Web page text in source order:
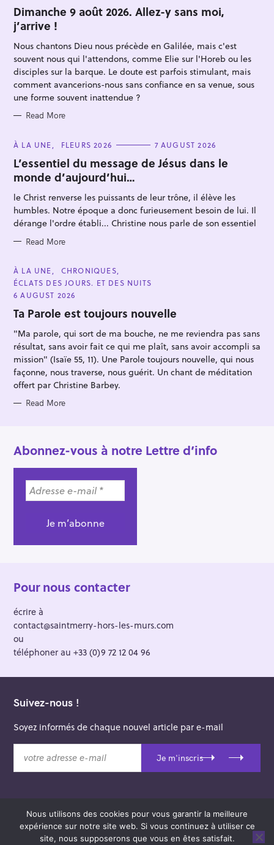
T
E
G
O
R
I
E
S
Dimanche 9 août 2026. Allez-y sans moi,
j’arrive !
Nous chantons Dieu nous précède en Galilée, mais c'est
souvent nous qui l'attendons, comme Elie sur l'Horeb ou les
disciples sur la barque. Le doute est parfois stimulant, mais
comment avancerions-nous sans confiance en sa venue, sous
une forme souvent inattendue ?
Read More
C
T
E
G
O
R
I
E
S
À LA UNE FLEURS 2026 7 AUGUST 2026
L’essentiel du message de Jésus dans le
monde d’aujourd’hui…
le Christ renverse les puissants de leur trône, il élève les
humbles. Notre époque a donc furieusement besoin de lui. Il
dérange l'ordre établi... Christine nous parle de son essentiel
Read More
C
A
T
E
O
R
E
À LA UNE
CHRONIQUES
ÉCLATS DES JOURS. ET DES NUITS
6 AUGUST 2026
Ta Parole est toujours nouvelle
"Ma parole, qui sort de ma bouche, ne me reviendra pas sans
résultat, sans avoir fait ce qui me plaît, sans avoir accompli sa
mission" (Isaïe 55, 11). Une Parole toujours nouvelle, qui nous
façonne, nous traverse, nous guérit. Un chant de méditation
offert par Christine Barbey.
Read More
Abonnez-vous à notre Lettre d’info
Pour nous contacter
écrire à
contact@saintmerry-hors-les-murs.com
ou
téléphoner au +33 (0)9 72 12 04 96
Suivez-nous !
Soyez informés de chaque nouvel article par e-mail
t
Je m'inscris
© 2026 Saint-Merry Hors-les-Murs.
Theme: Felt byPixelgrade.
a
r
c
h
f
o
:
Nous utilisons des cookies pour vous garantir la meilleure
expérience sur notre site web. Si vous continuez à utiliser ce
site, nous supposerons que vous en êtes satisfait.